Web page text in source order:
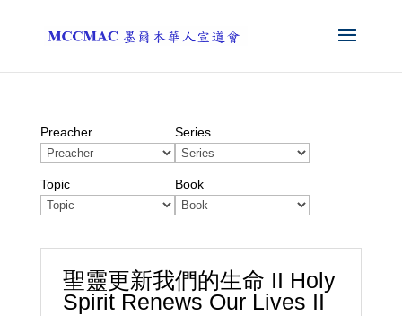
Preacher Series
Topic Book
聖靈更新我們的生命 II Holy
Spirit Renews Our Lives II